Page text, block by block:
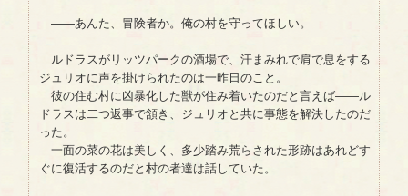
――あんた、冒険者か。俺の村を守ってほしい。
ルドラスがリッツパークの酒場で、汗まみれで肩で息をする
ジュリオに声を掛けられたのは一昨日のこと。
彼の住む村に凶暴化した獣が住み着いたのだと言えば――ル
ドラスは二つ返事で頷き、ジュリオと共に事態を解決したのだ
った。
一面の菜の花は美しく、多少踏み荒らされた形跡はあれどす
ぐに復活するのだと村の者達は話していた。